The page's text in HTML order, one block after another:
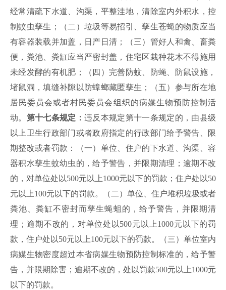
经常清疏下水道、沟渠，平整洼地，清除室内外积水，控
制蚊虫孳生；（二）垃圾等易招引、孳生苍蝇的物质应当
有容器装载并加盖，日产日清；（三）管好人和禽、畜粪
便，粪池、粪缸应当严密封盖，住宅区栽种花木不得施用
未经发酵的有机肥；（四）完善防蚊、防蝇、防鼠设施，
堵鼠洞，填缝补隙以防蟑螂藏匿孳生；（五）参与所在地
居民委员会或者村民委员会组织的病媒生物预防控制活
动。 第十七条规定：违反本规定第十一条规定的，由县级
以上卫生行政部门或者政府指定的行政部门给予警告、限
期整改或者罚款：
（一）单位、住户的下水道、沟渠、容
器积水孳生蚊幼虫的，给予警告，并限期清理；逾期不改
的，对单位处以500元以上1000元以下的罚款；住户处以50
元以上100元以下的罚款。
（二）单位、住户堆积垃圾或者
粪池、粪缸不密封而孳生蝇蛆的，给予警告，并限期清
理；逾期不改的，对单位处以500元以上1000元以下的罚
款，住户处以50元以上100元以下的罚款。
（三）单位室内
病媒生物密度超过本省病媒生物预防控制标准的，给予警
告，并限期除害；逾期不改的，处以罚款500元以上1000元
以下的罚款。